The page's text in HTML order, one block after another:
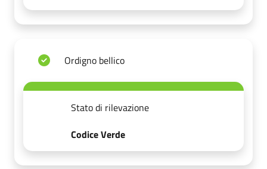
Ordigno bellico
Stato di rilevazione
Codice Verde